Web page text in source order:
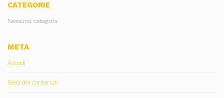
CATEGORIE
Nessuna categoria
META
Accedi
Feed dei contenuti